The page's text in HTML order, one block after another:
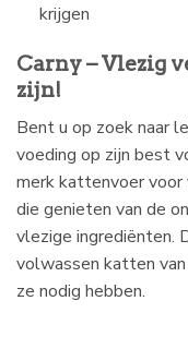
krijgen
Carny – Vlezig
zijn!
Bent u op zoek naar
voeding op zijn best
merk kattenvoer
die genieten van de
vlezige ingrediënten.
volwassen katten
ze nodig hebben.